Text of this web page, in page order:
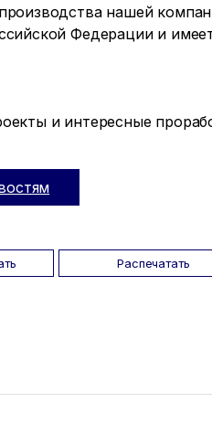
нашей
Федерации и
и интересные
Распечатать